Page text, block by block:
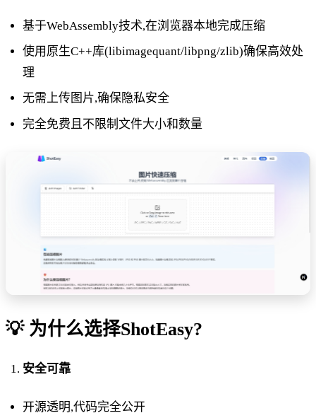
基于WebAssembly技术,在浏览器本地完成压缩
使用原生C++库(libimagequant/libpng/zlib)确保高效处
理
无需上传图片,确保隐私安全
完全免费且不限制文件大小和数量
💡 为什么选择ShotEasy?
安全可靠
开源透明,代码完全公开